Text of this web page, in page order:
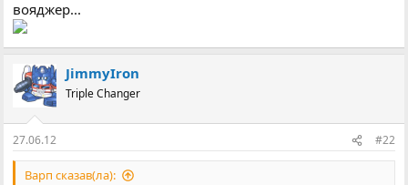
вояджер...
JimmyIron
Triple Changer
27.06.12 #22
Варп сказав(ла):